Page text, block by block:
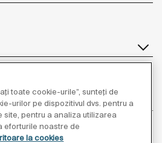
să ne găsiți
toate cookie-urile”, sunteți de
urilor pe dispozitivul dvs. pentru a
site, pentru a analiza utilizarea
eforturile noastre de
la cookies